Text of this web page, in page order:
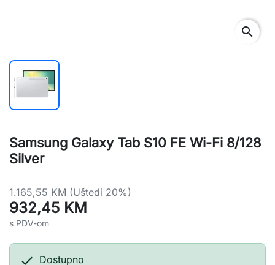
search
Samsung Galaxy Tab S10 FE Wi-Fi 8/128
Silver
1.165,55 KM (Uštedi 20%)
932,45 KM
s PDV-om
 Dostupno